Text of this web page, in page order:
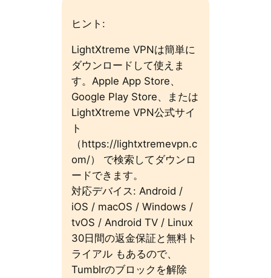
ヒント:
LightXtreme VPNは簡単に
ダウンロードして使えま
す。Apple App Store、
Google Play Store、または
LightXtreme VPN公式サイ
ト
（https://lightxtremevpn.c
om/） で検索してダウンロ
ードできます。
対応デバイス: Android /
iOS / macOS / Windows /
tvOS / Android TV / Linux
30日間の返金保証と無料ト
ライアル もあるので、
Tumblrのブロックを解除